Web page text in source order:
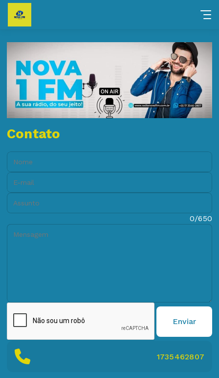
Contato
Nome:
E-mail:
Assunto:
0/650
Enviar
1735462807